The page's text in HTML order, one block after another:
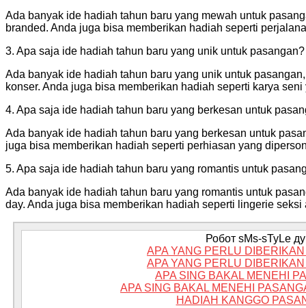
Ada banyak ide hadiah tahun baru yang mewah untuk
branded. Anda juga bisa memberikan hadiah seperti
3. Apa saja ide hadiah tahun baru yang unik untuk pasangan?
Ada banyak ide hadiah tahun baru yang unik untuk
konser. Anda juga bisa memberikan hadiah seperti karya
4. Apa saja ide hadiah tahun baru yang berkesan untuk
Ada banyak ide hadiah tahun baru yang berkesan untuk
juga bisa memberikan hadiah seperti perhiasan yang
5. Apa saja ide hadiah tahun baru yang romantis untuk
Ada banyak ide hadiah tahun baru yang romantis untuk
day. Anda juga bisa memberikan hadiah seperti lingerie seksi
Робот sMs-sTyLe
APA YANG PERLU
APA YANG PERLU
APA SING BAKAL MENEHI
APA SING BAKAL MENEHI
HADIAH KANGGO